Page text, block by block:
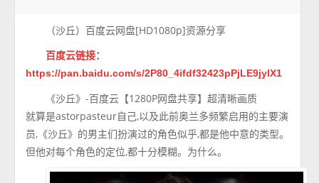
（沙丘）百度云网盘[HD1080p]资源分享
百度云链接：
https://pan.baidu.com/s/2P80_4ifdf32423pPjLE9jylX1
《沙丘》-百度云【1280P网盘共享】超清晰画质
就算是astorpasteur自己,以及此前奥兰多频繁启用的主要演
员,《沙丘》的男主们扮演过的角色似乎,都是他中意的类型。
但他对每个角色的定位,都十分模糊。为什么。